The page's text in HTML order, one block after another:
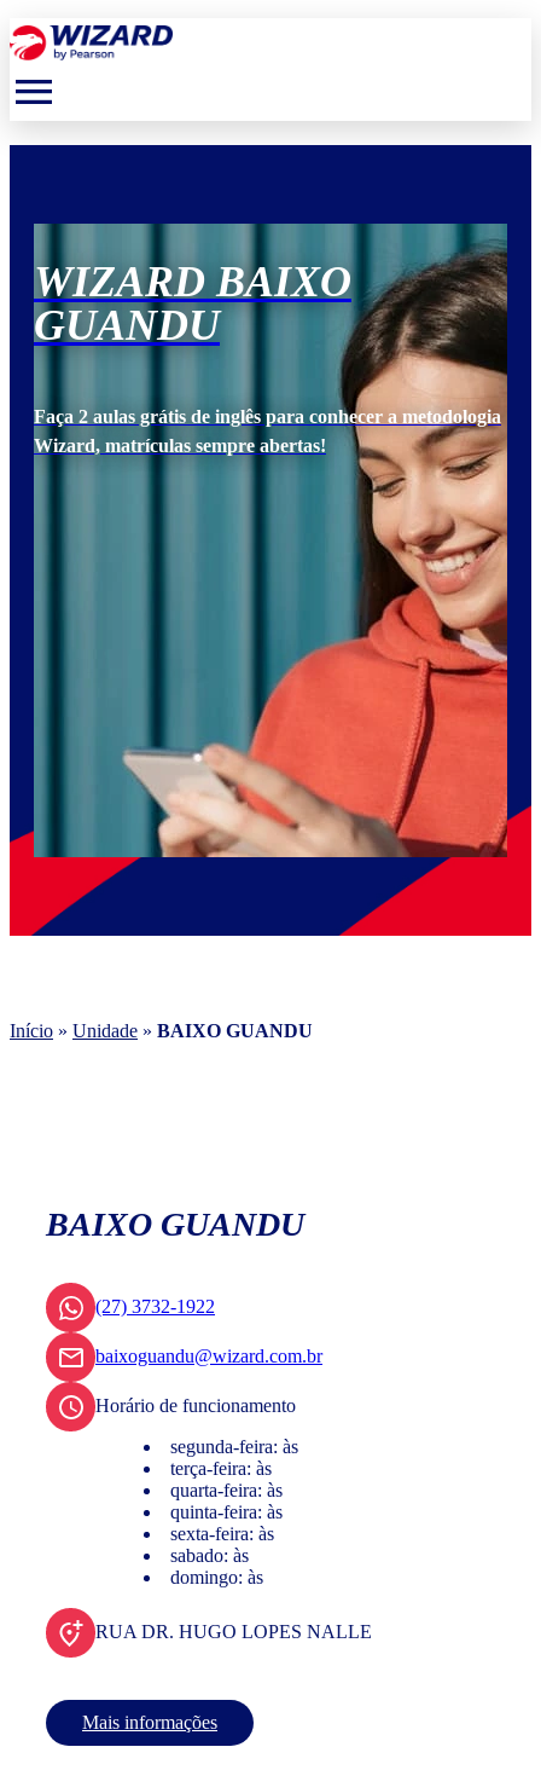
menu
WIZARD BAIXO
GUANDU
Faça 2 aulas grátis de inglês para conhecer a metodologia
Wizard, matrículas sempre abertas!
Início » Unidade » BAIXO GUANDU
BAIXO GUANDU
(27) 3732-1922
baixoguandu@wizard.com.br
Horário de funcionamento
segunda-feira: às
terça-feira: às
quarta-feira: às
quinta-feira: às
sexta-feira: às
sabado: às
domingo: às
RUA DR. HUGO LOPES NALLE
Mais informações